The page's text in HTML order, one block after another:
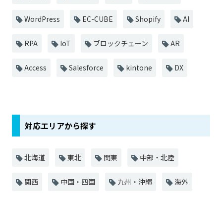
WordPress EC-CUBE Shopify AI
RPA IoT ブロックチェーン AR
Access Salesforce kintone DX
対応エリアから探す
北海道 東北 関東 中部・北陸
関西 中国・四国 九州・沖縄 海外